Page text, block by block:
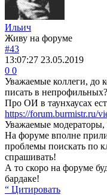
Ильич
Живу на форуме
#43
13:07:27 23.05.2019
0 0
Уважаемые коллеги, до
писать в непрофильных?
Про ОИ в таунхаусах
https://forum.burmistr.ru/
Уважаемые модераторы,
На форуме вполне
проблемы поискать по
спрашивать!
А то скоро на форуме
бардаке!
“ Цитировать